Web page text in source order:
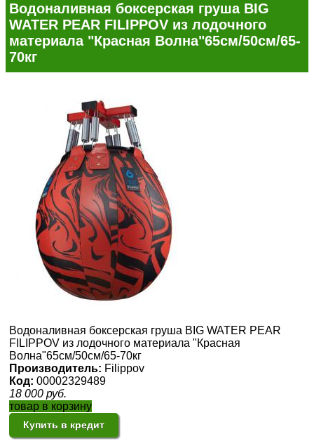
Водоналивная боксерская груша BIG
WATER PEAR FILIPPOV из лодочного
материала "Красная Волна"65см/50см/65-
70кг
Водоналивная боксерская груша BIG WATER PEAR
FILIPPOV из лодочного материала "Красная
Волна"65см/50см/65-70кг
Производитель: Filippov
Код: 00002329489
18 000 руб.
товар в корзину
Купить в кредит